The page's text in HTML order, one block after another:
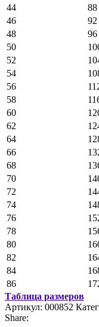
44 88
46
92
48
96
50
52
54
56
58
60
62
64
66
68
70
72
74
76
78
80
82
84
86
Таблица размеров
Артикул: 000852
Share: